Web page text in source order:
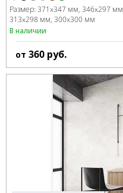
Размер: 371x347 мм 346x297 мм
313x298 мм 300x300 мм
В наличии
от 360 руб.